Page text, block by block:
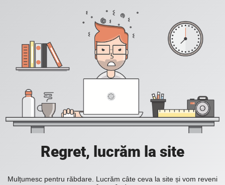
Regret, lucrăm la site
Mulțumesc pentru răbdare. Lucrăm câte ceva la site și vom reveni